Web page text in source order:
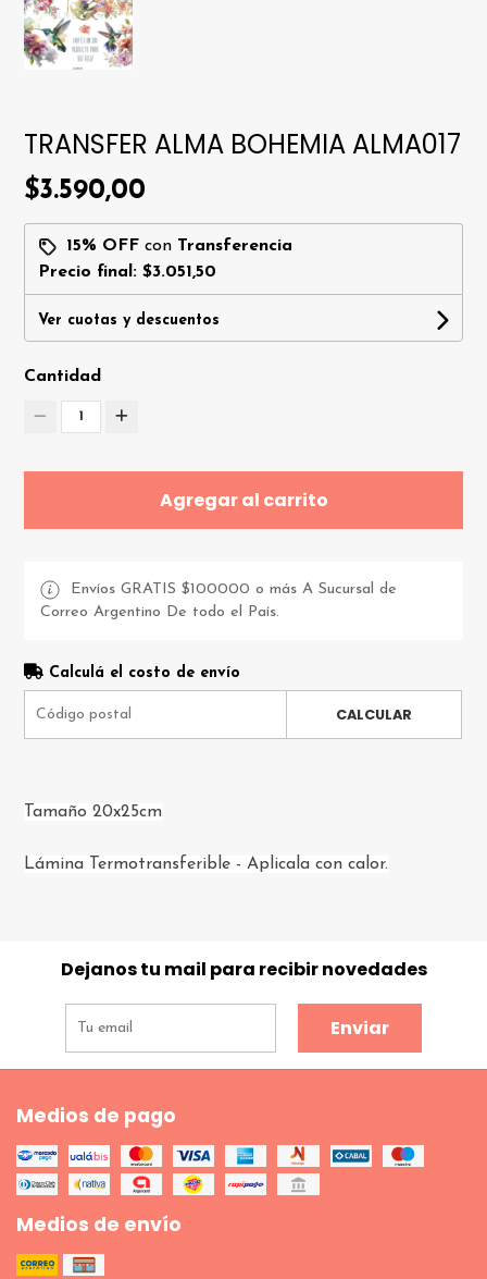
TRANSFER ALMA BOHEMIA ALMA017
$3.590,00
15% OFF con Transferencia
Precio final:$3.051,50
Ver cuotas y descuentos
Cantidad
1
Agregar al carrito
Envíos GRATIS $100000 o más A Sucursal de
Correo Argentino De todo el País.
Calculá el costo de envío
CALCULAR
Tamaño 20x25cm
Lámina Termotransferible - Aplicala con calor.
Dejanos tu mail para recibir novedades
Enviar
Medios de pago
Medios de envío